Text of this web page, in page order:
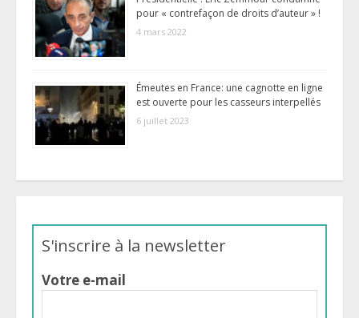
pour « contrefaçon de droits d’auteur » !
4 mars 2022
Émeutes en France: une cagnotte en ligne
est ouverte pour les casseurs interpellés
6 juillet 2023
S'inscrire à la newsletter
Votre e-mail